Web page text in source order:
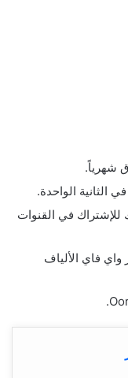
لك للإشتراك في القنوات
أنها تمنحك عدد 5 جهاز واي فاي الألياف